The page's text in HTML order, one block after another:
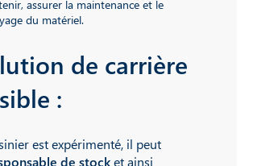
assurer la maintenance et le
du matériel.
de carrière
:
est expérimenté, il peut
de stocket ainsi